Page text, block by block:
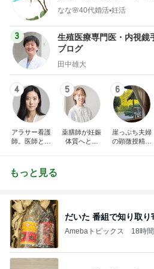
なな🌸40代婚活▪️妊活
3
生殖医療専門医・内視
ブログ
田中雄大
4
アラサー看護
師。医師と婚
5
薬膳師が妊娠
体質へと導
6
崖っぷち夫婦
の顕微授精日
もっと見る
だいた 番組で知り取り
Amebaトピックス 18時